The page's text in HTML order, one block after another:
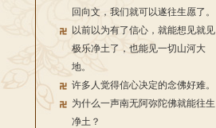
回向文，我们就可以遂往生愿了。
以前以为有了信心，就能想见就见
极乐净土了，也能见一切山河大
地。
许多人觉得信心决定的念佛好难。
为什么一声南无阿弥陀佛就能往生
净土？